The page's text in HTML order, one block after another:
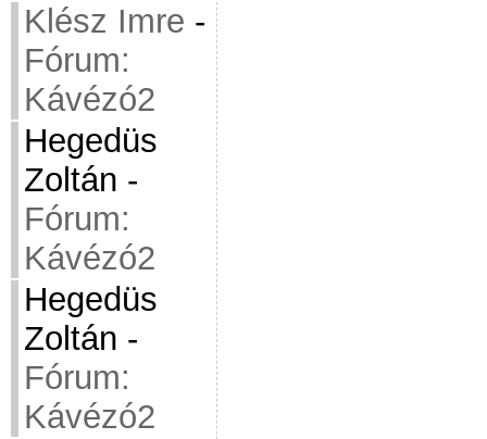
Klész Imre -
Fórum:
Kávézó2
Hegedüs
Zoltán -
Fórum:
Kávézó2
Hegedüs
Zoltán -
Fórum:
Kávézó2